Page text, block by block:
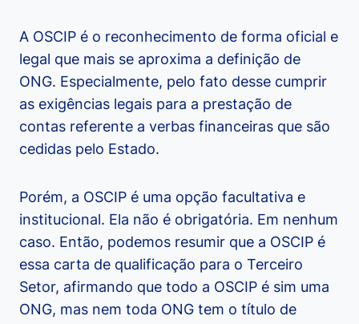
A OSCIP é o reconhecimento de forma oficial e
legal que mais se aproxima a definição de
ONG. Especialmente, pelo fato desse cumprir
as exigências legais para a prestação de
contas referente a verbas financeiras que são
cedidas pelo Estado.
Porém, a OSCIP é uma opção facultativa e
institucional. Ela não é obrigatória. Em nenhum
caso. Então, podemos resumir que a OSCIP é
essa carta de qualificação para o Terceiro
Setor, afirmando que todo a OSCIP é sim uma
ONG, mas nem toda ONG tem o título de